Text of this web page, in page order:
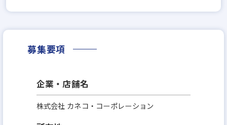
募集要項
企業・店舗名
株式会社 カネコ・コーポレーション